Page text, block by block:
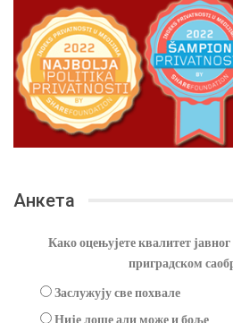
Анкета
Како оцењујете квалитет
приградском
Заслужују све похвале
Није лоше али може и боље